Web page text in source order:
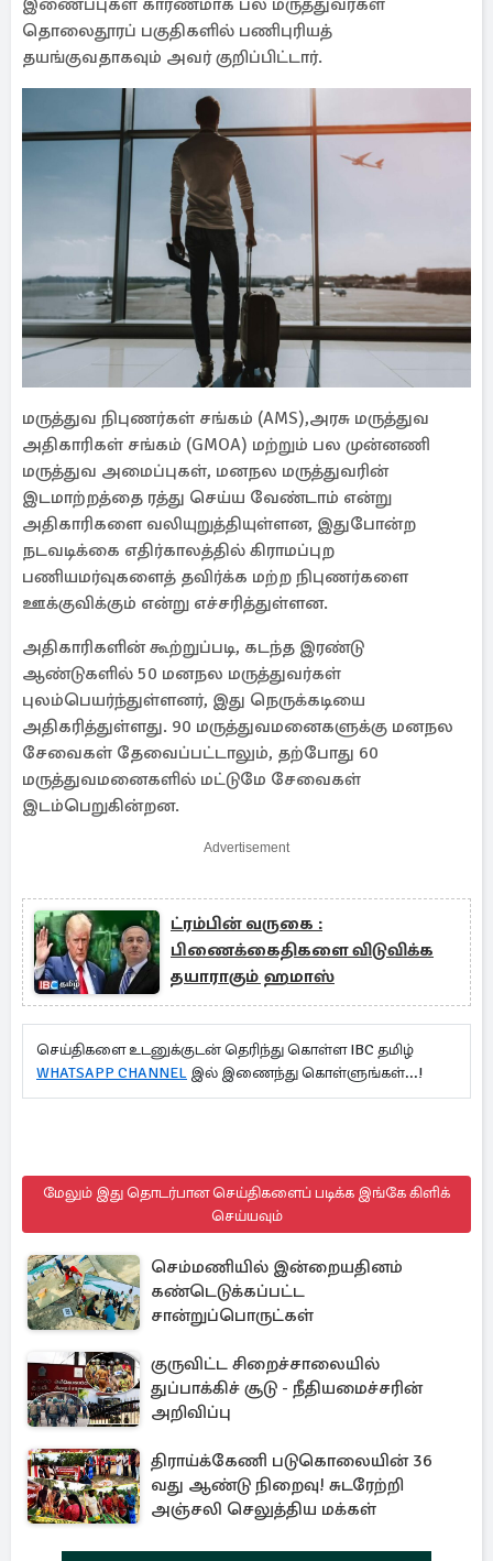
இணைப்புகள் காரணமாக பல மருத்துவர்கள்
தொலைதூரப் பகுதிகளில் பணிபுரியத்
தயங்குவதாகவும் அவர் குறிப்பிட்டார்.
மருத்துவ நிபுணர்கள் சங்கம் (AMS),அரசு மருத்துவ
அதிகாரிகள் சங்கம் (GMOA) மற்றும் பல முன்னணி
மருத்துவ அமைப்புகள், மனநல மருத்துவரின்
இடமாற்றத்தை ரத்து செய்ய வேண்டாம் என்று
அதிகாரிகளை வலியுறுத்தியுள்ளன, இதுபோன்ற
நடவடிக்கை எதிர்காலத்தில் கிராமப்புற
பணியமர்வுகளைத் தவிர்க்க மற்ற நிபுணர்களை
ஊக்குவிக்கும் என்று எச்சரித்துள்ளன.
அதிகாரிகளின் கூற்றுப்படி, கடந்த இரண்டு
ஆண்டுகளில் 50 மனநல மருத்துவர்கள்
புலம்பெயர்ந்துள்ளனர், இது நெருக்கடியை
அதிகரித்துள்ளது. 90 மருத்துவமனைகளுக்கு மனநல
சேவைகள் தேவைப்பட்டாலும், தற்போது 60
மருத்துவமனைகளில் மட்டுமே சேவைகள்
இடம்பெறுகின்றன.
Advertisement
ட்ரம்பின் வருகை :
பிணைக்கைதிகளை விடுவிக்க
தயாராகும் ஹமாஸ்
செய்திகளை உடனுக்குடன் தெரிந்து கொள்ள IBC தமிழ்
WHATSAPP CHANNEL இல் இணைந்து கொள்ளுங்கள்...!
மேலும் இது தொடர்பான செய்திகளைப் படிக்க இங்கே கிளிக்
செய்யவும்
செம்மணியில் இன்றையதினம்
கண்டெடுக்கப்பட்ட
சான்றுப்பொருட்கள்
குருவிட்ட சிறைச்சாலையில்
துப்பாக்கிச் சூடு - நீதியமைச்சரின்
அறிவிப்பு
திராய்க்கேணி படுகொலையின் 36
வது ஆண்டு நிறைவு! சுடரேற்றி
அஞ்சலி செலுத்திய மக்கள்